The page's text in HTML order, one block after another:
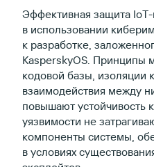
Эффективная защита
в использовании
к разработке,
KasperskyOS. Принципы
кодовой базы, изоляции
взаимодействия между
повышают устойчивость
уязвимости не
компоненты системы,
в условиях